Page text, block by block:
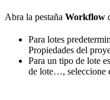
Abra la pestaña Workflow
Para lotes
Propiedades del
Para un tipo de lote
de lote…, seleccione